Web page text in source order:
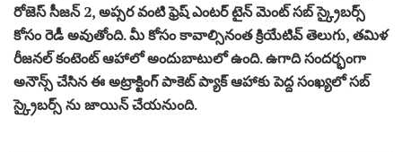
రోజెస్ సీజన్ 2, అప్సర వంటి ఫ్రెష్ ఎంటర్ టైన్ మెంట్ సబ్ స్క్రైబర్స్
కోసం రెడీ అవుతోంది. మీ కోసం కావాల్సినంత క్రియేటివ్ తెలుగు, తమిళ
రీజనల్ కంటెంట్ ఆహాలో అందుబాటులో ఉంది. ఉగాది సందర్భంగా
అనౌన్స్ చేసిన ఈ అట్రాక్టింగ్ పాకెట్ ప్యాక్ ఆహాకు పెద్ద సంఖ్యలో సబ్
స్క్రైబర్స్ ను జాయిన్ చేయనుంది.